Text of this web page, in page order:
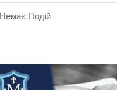
Немає Подій